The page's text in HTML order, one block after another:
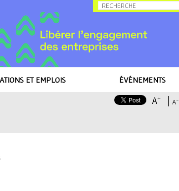
Allez au contenu
ET EMPLOIS ÉVÉNEMENTS
A-
A+